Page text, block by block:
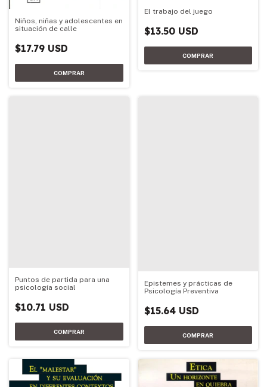
Niños, niñas y adolescentes en
situación de calle
$17.79 USD
El trabajo del juego
$13.50 USD
Puntos de partida para una
psicología social
$10.71 USD
Epistemes y prácticas de
Psicología Preventiva
$15.64 USD